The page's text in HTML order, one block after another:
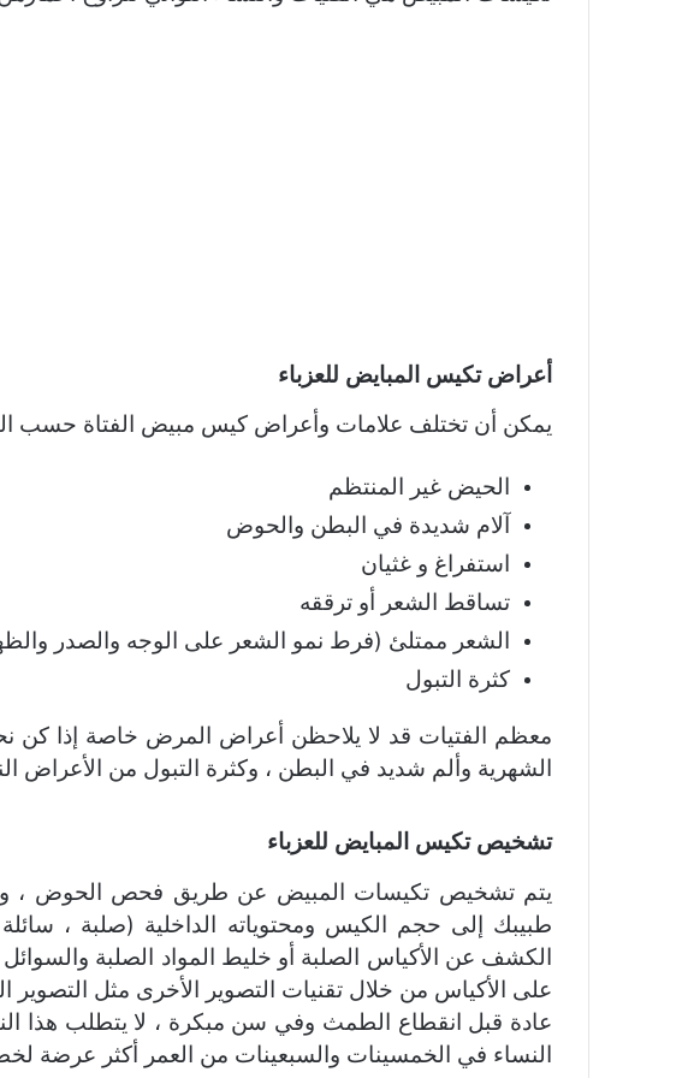
أعراض تكيس المبايض للعزباء
يمكن أن تختلف علامات وأعراض كيس مبيض الفتاة حسب
الحيض غير المنتظم
آلام شديدة في البطن والحوض
استفراغ و غثيان
تساقط الشعر أو ترققه
الشعر ممتلئ (فرط نمو الشعر على الوجه والصدر
كثرة التبول
معظم الفتيات قد لا يلاحظن أعراض المرض خاصة إذا كن
الشهرية وألم شديد في البطن ، وكثرة التبول من الأعراض
تشخيص تكيس المبايض للعزباء
يتم تشخيص تكيسات المبيض عن طريق فحص الحوض ،
طبيبك إلى حجم الكيس ومحتوياته الداخلية (صلبة ،
الكشف عن الأكياس الصلبة أو خليط المواد الصلبة
على الأكياس من خلال تقنيات التصوير الأخرى مثل
عادة قبل انقطاع الطمث وفي سن مبكرة ، لا يتطلب هذا
النساء في الخمسينات والسبعينات من العمر أكثر عرضة